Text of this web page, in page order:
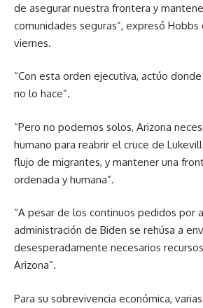
de asegurar nuestra frontera y
comunidades seguras”, expresó
viernes.
“Con esta orden ejecutiva, actúo
no lo hace”.
“Pero no podemos solos, Arizona
humano para reabrir el cruce de
flujo de migrantes, y mantener una
ordenada y humana”.
“A pesar de los continuos pedidos por
administración de Biden se rehúsa a
desesperadamente necesarios
Arizona”.
Para su sobrevivencia económica,